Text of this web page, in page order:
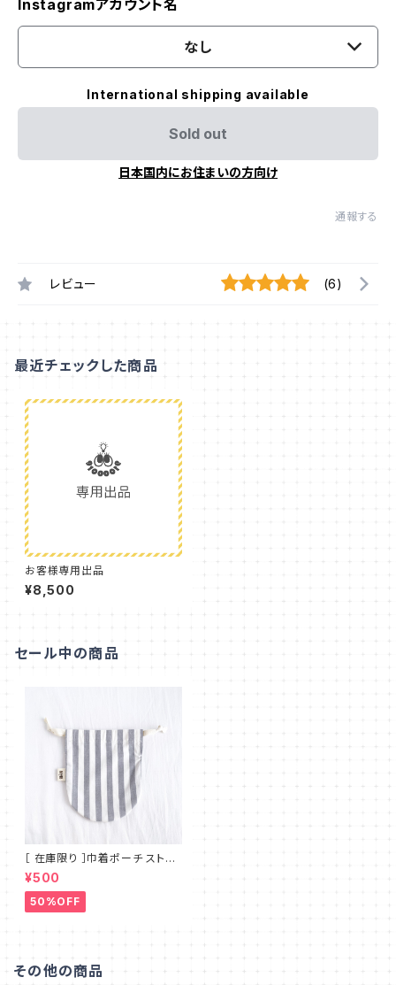
Instagramアカウント名
なし
International shipping available
Sold out
日本国内にお住まいの方向け
通報する
レビュー (6)
最近チェックした商品
お客様専用出品
¥8,500
セール中の商品
［ 在庫限り ］巾着ポーチ ストラ
イプ コロンと可愛い丸底 シンプ
ルで使いやすいマチのないフラッ
トタイプ MT_001
¥500
50%OFF
その他の商品